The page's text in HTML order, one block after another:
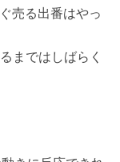
売る出番はやっ
まではしばらく